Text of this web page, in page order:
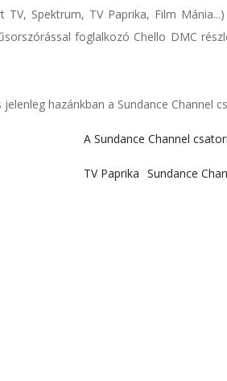
TV, Spektrum, TV Paprika, Film
foglalkozó Chello DMC
hazánkban a Sundance Channel
A Sundance Channel
TV Paprika Sundance